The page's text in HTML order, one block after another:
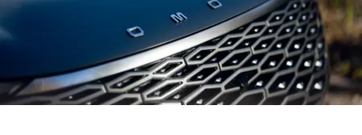
Страхование
Кредитный калькулятор
Аксессуары
Одежда и сувениры
Клиентская поддержка
Клуб владельцев OMODA
Приложение O&J